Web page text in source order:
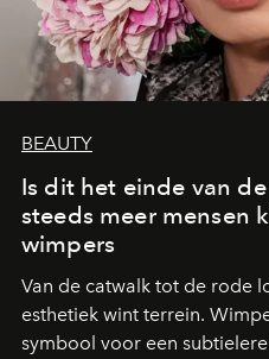
BEAUTY
Is dit het einde van
steeds meer mensen
wimpers
Van de catwalk tot de rode
esthetiek wint terrein.
symbool voor een